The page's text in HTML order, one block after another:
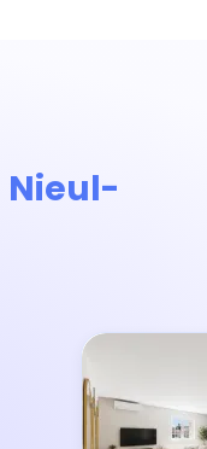
Nieul-